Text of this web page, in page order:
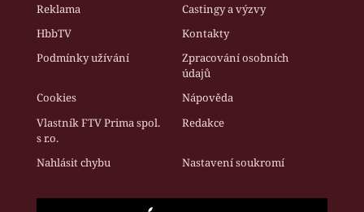
Reklama
Castingy a výzvy
HbbTV
Kontakty
Podmínky užívání
Zpracování osobních
údajů
Cookies
Nápověda
Vlastník FTV Prima spol.
s r.o.
Redakce
Nahlásit chybu Nastavení soukromí